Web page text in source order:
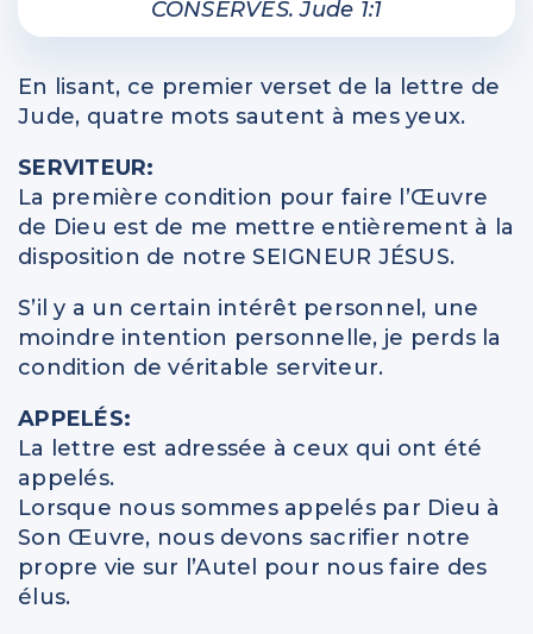
CONSERVÉS. Jude 1:1
En lisant, ce premier verset de la lettre de
Jude, quatre mots sautent à mes yeux.
SERVITEUR:
La première condition pour faire l’Œuvre
de Dieu est de me mettre entièrement à la
disposition de notre SEIGNEUR JÉSUS.
S’il y a un certain intérêt personnel, une
moindre intention personnelle, je perds la
condition de véritable serviteur.
APPELÉS:
La lettre est adressée à ceux qui ont été
appelés.
Lorsque nous sommes appelés par Dieu à
Son Œuvre, nous devons sacrifier notre
propre vie sur l’Autel pour nous faire des
élus.